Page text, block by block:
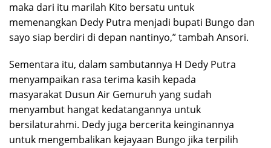
maka dari itu marilah Kito bersatu untuk
memenangkan Dedy Putra menjadi bupati Bungo dan
sayo siap berdiri di depan nantinyo,” tambah Ansori.
Sementara itu, dalam sambutannya H Dedy Putra
menyampaikan rasa terima kasih kepada
masyarakat Dusun Air Gemuruh yang sudah
menyambut hangat kedatangannya untuk
bersilaturahmi. Dedy juga bercerita keinginannya
untuk mengembalikan kejayaan Bungo jika terpilih